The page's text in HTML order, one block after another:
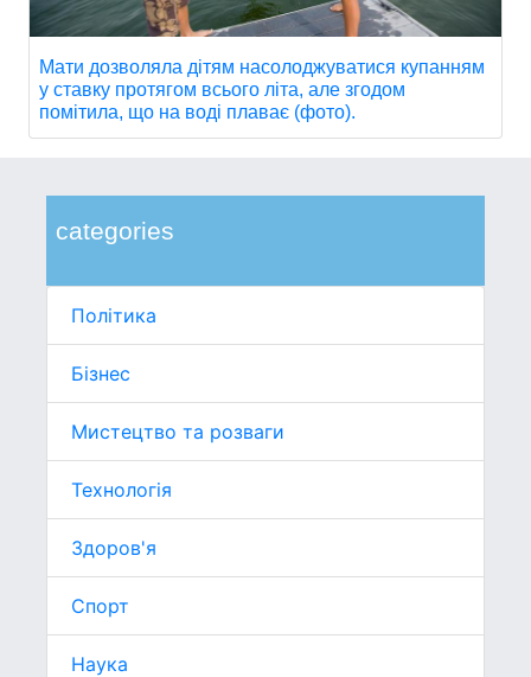
categories
Політика
Бізнес
Мистецтво та розваги
Технологія
Здоров'я
Спорт
Наука
Мати дозволяла дітям насолоджуватися купанням
у ставку протягом всього літа, але згодом
помітила, що на воді плаває (фото).